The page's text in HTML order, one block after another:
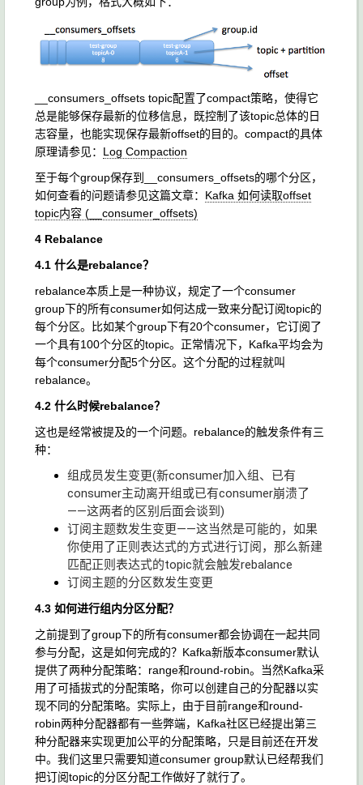
__consumers_offsets topic配置了compact策略，使得它
总是能够保存最新的位移信息，既控制了该topic总体的日
志容量，也能实现保存最新offset的目的。compact的具体
原理请参见： Log Compaction
至于每个group保存到__consumers_offsets的哪个分区，
如何查看的问题请参见这篇文章： Kafka 如何读取offset
topic内容 (__consumer_offsets)
4 Rebalance
4.1 什么是rebalance？
rebalance本质上是一种协议，规定了一个consumer
group下的所有consumer如何达成一致来分配订阅topic的
每个分区。比如某个group下有20个consumer，它订阅了
一个具有100个分区的topic。正常情况下，Kafka平均会为
每个consumer分配5个分区。这个分配的过程就叫
rebalance。
4.2 什么时候rebalance？
这也是经常被提及的一个问题。rebalance的触发条件有三
种：
组成员发生变更(新consumer加入组、已有
consumer主动离开组或已有consumer崩溃了
——这两者的区别后面会谈到)
订阅主题数发生变更——这当然是可能的，如果
你使用了正则表达式的方式进行订阅，那么新建
匹配正则表达式的topic就会触发rebalance
订阅主题的分区数发生变更
4.3 如何进行组内分区分配？
之前提到了group下的所有consumer都会协调在一起共同
参与分配，这是如何完成的？Kafka新版本consumer默认
提供了两种分配策略：range和round-robin。当然Kafka采
用了可插拔式的分配策略，你可以创建自己的分配器以实
现不同的分配策略。实际上，由于目前range和round-
robin两种分配器都有一些弊端，Kafka社区已经提出第三
种分配器来实现更加公平的分配策略，只是目前还在开发
中。我们这里只需要知道consumer group默认已经帮我们
把订阅topic的分区分配工作做好了就行了。